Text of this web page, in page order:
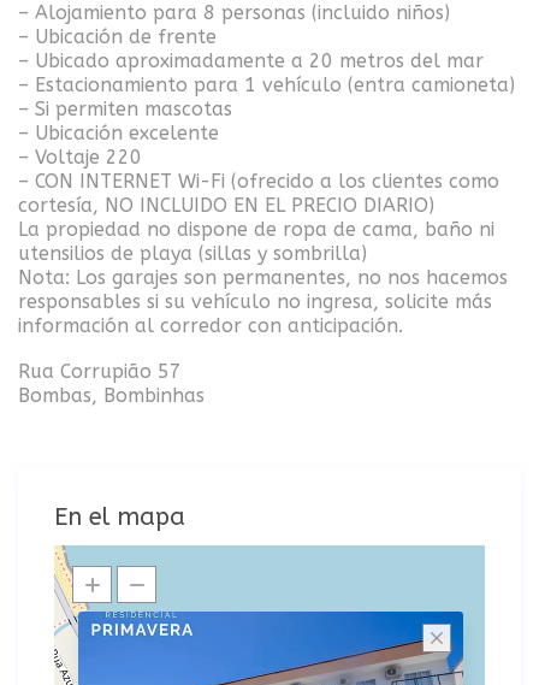
– Alojamiento para 8 personas (incluido niños)
– Ubicación de frente
– Ubicado aproximadamente a 20 metros del mar
– Estacionamiento para 1 vehículo (entra camioneta)
– Si permiten mascotas
– Ubicación excelente
– Voltaje 220
– CON INTERNET Wi-Fi (ofrecido a los clientes como
cortesía, NO INCLUIDO EN EL PRECIO DIARIO)
La propiedad no dispone de ropa de cama, baño ni
utensilios de playa (sillas y sombrilla)
Nota: Los garajes son permanentes, no nos hacemos
responsables si su vehículo no ingresa, solicite más
información al corredor con anticipación.
Rua Corrupião 57
Bombas, Bombinhas
En el mapa